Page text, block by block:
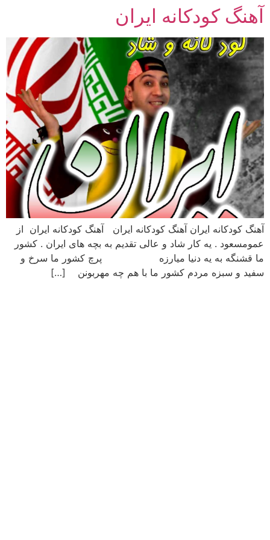
پرش
محتوا
آهنگ کودکانه ایران
آهنگ کودکانه ایران آهنگ کودکانه ایران آهنگ کودکانه ایران از
عمومسعود . یه کار شاد و عالی تقدیم به بچه های ایران . کشور
ما قشنگه به یه دنیا میارزه پرچ کشور ما سرخ و
سفید و سبزه مردم کشور ما با هم چه مهربونن […]